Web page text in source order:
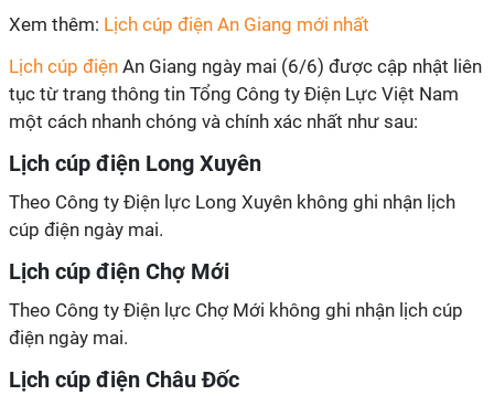
Xem thêm: Lịch cúp điện An Giang mới nhất
Lịch cúp điện An Giang ngày mai (6/6) được cập nhật liên
tục từ trang thông tin Tổng Công ty Điện Lực Việt Nam
một cách nhanh chóng và chính xác nhất như sau:
Lịch cúp điện Long Xuyên
Theo Công ty Điện lực Long Xuyên không ghi nhận lịch
cúp điện ngày mai.
Lịch cúp điện Chợ Mới
Theo Công ty Điện lực Chợ Mới không ghi nhận lịch cúp
điện ngày mai.
Lịch cúp điện Châu Đốc